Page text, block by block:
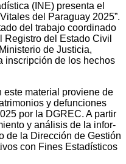
(INE) presenta el
del Paraguay 2025”.
del trabajo coordinado
del Estado Civil
de Justicia,
inscripción de los hechos
este material proviene de
y defunciones
por la DGREC. A partir
y análisis de la infor­
de la Dirección de Gestión
con Fines Estadísticos